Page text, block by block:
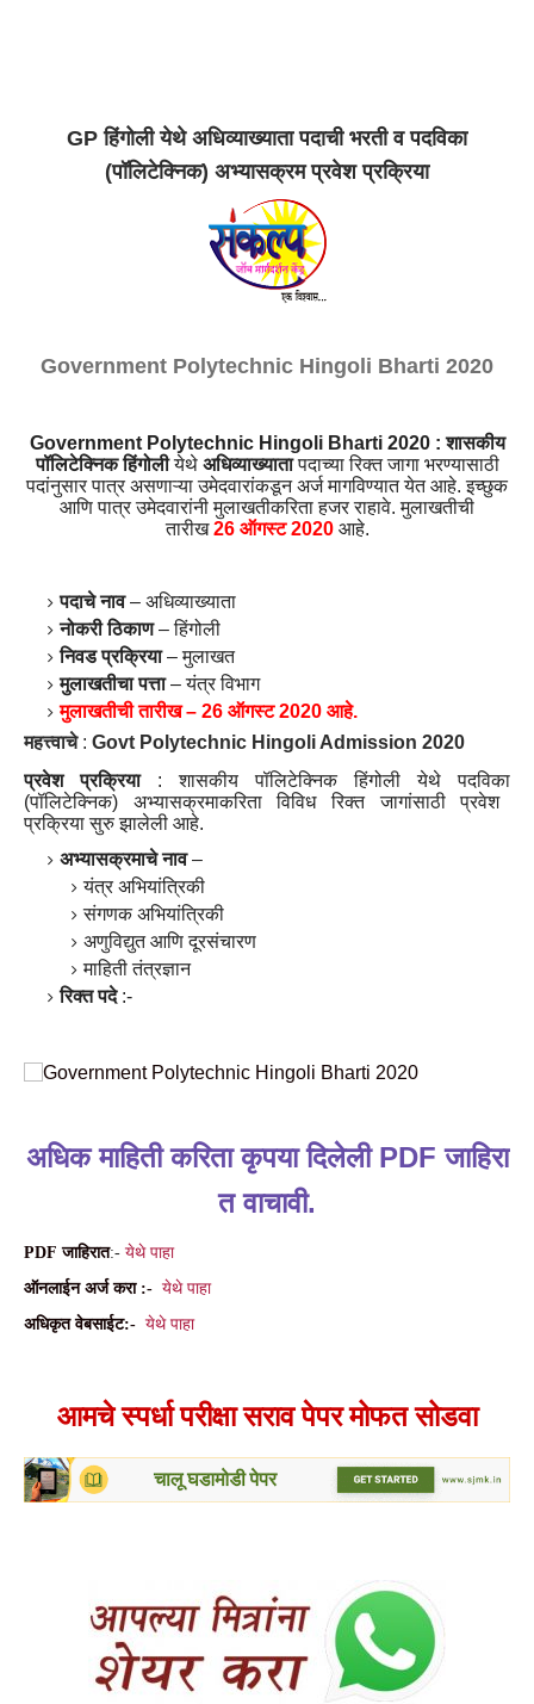
GPहिंगोली येथे अधिव्याख्याता पदाची भरती व पदविका
(पॉलिटेक्निक) अभ्यासक्रम प्रवेश प्रक्रिया
Government Polytechnic Hingoli Bharti 2020
Government Polytechnic Hingoli Bharti 2020 :शासकीय
पॉलिटेक्निक हिंगोली येथे अधिव्याख्याता पदाच्या रिक्त जागा भरण्यासाठी
पदांनुसार पात्र असणाऱ्या उमेदवारांकडून अर्ज मागविण्यात येत आहे.इच्छुक
आणि पात्र उमेदवारांनी मुलाखतीकरिता हजर राहावे.मुलाखतीची
तारीख 26 ऑगस्ट2020 आहे.
पदाचे नाव– अधिव्याख्याता
नोकरी ठिकाण–हिंगोली
निवड प्रक्रिया–मुलाखत
मुलाखतीचा पत्ता–यंत्र विभाग
मुलाखतीची तारीख– 26 ऑगस्ट2020 आहे.
महत्त्वाचे: Govt Polytechnic Hingoli Admission 2020
प्रवेश
प्रक्रिया:शासकीय पॉलिटेक्निक हिंगोली येथे
पदविका
(पॉलिटेक्निक) अभ्यासक्रमाकरिता विविध रिक्त जागांसाठी
प्रवेश
प्रक्रिया सुरु झालेली आहे.
अभ्यासक्रमाचे नाव–
यंत्र अभियांत्रिकी
संगणक अभियांत्रिकी
अणुविद्युत आणि दूरसंचारण
माहिती तंत्रज्ञान
रिक्त पदे:-
अधिक माहिती करिता कृपया दिलेली PDF जाहिरा
त वाचावी.
PDFजाहिरात:- येथे पाहा
ऑनलाईन अर्ज करा:- येथे पाहा
अधिकृत वेबसाईट:- येथे पाहा
आमचे स्पर्धा परीक्षा सराव पेपर मोफत सोडवा